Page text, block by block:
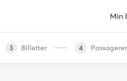
Min
3 Billetter 4 Passagerer